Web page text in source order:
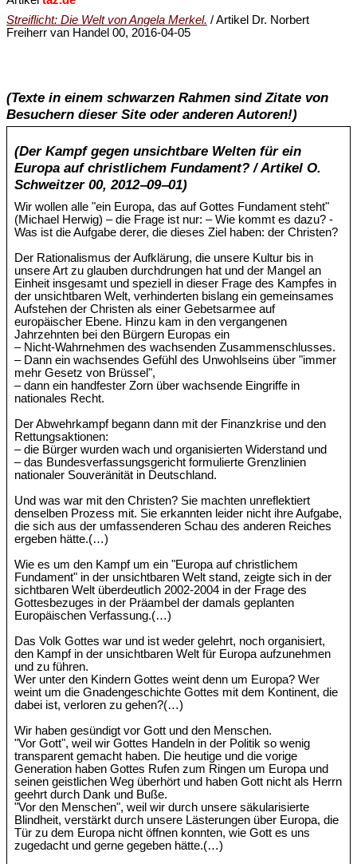
Streiflicht: Die Welt von Angela Merkel. / Artikel Dr. Norbert
Freiherr van Handel 00, 2016-04-05
(Texte in einem schwarzen Rahmen sind Zitate von
Besuchern dieser Site oder anderen Autoren!)
(Der Kampf gegen unsichtbare Welten für ein
Europa auf christlichem Fundament? / Artikel O.
Schweitzer 00, 2012‒09‒01)
Wir wollen alle "ein Europa, das auf Gottes Fundament steht"
(Michael Herwig) ‒ die Frage ist nur: – Wie kommt es dazu? -
Was ist die Aufgabe derer, die dieses Ziel haben: der Christen?
Der Rationalismus der Aufklärung, die unsere Kultur bis in
unsere Art zu glauben durchdrungen hat und der Mangel an
Einheit insgesamt und speziell in dieser Frage des Kampfes in
der unsichtbaren Welt, verhinderten bislang ein gemeinsames
Aufstehen der Christen als einer Gebetsarmee auf
europäischer Ebene. Hinzu kam in den vergangenen
Jahrzehnten bei den Bürgern Europas ein
– Nicht-Wahrnehmen des wachsenden Zusammenschlusses.
– Dann ein wachsendes Gefühl des Unwohlseins über "immer
mehr Gesetz von Brüssel",
– dann ein handfester Zorn über wachsende Eingriffe in
nationales Recht.
Der Abwehrkampf begann dann mit der Finanzkrise und den
Rettungsaktionen:
– die Bürger wurden wach und organisierten Widerstand und
– das Bundesverfassungsgericht formulierte Grenzlinien
nationaler Souveränität in Deutschland.
Und was war mit den Christen? Sie machten unreflektiert
denselben Prozess mit. Sie erkannten leider nicht ihre Aufgabe,
die sich aus der umfassenderen Schau des anderen Reiches
ergeben hätte.(…)
Wie es um den Kampf um ein "Europa auf christlichem
Fundament" in der unsichtbaren Welt stand, zeigte sich in der
sichtbaren Welt überdeutlich 2002-2004 in der Frage des
Gottesbezuges in der Präambel der damals geplanten
Europäischen Verfassung.(…)
Das Volk Gottes war und ist weder gelehrt, noch organisiert,
den Kampf in der unsichtbaren Welt für Europa aufzunehmen
und zu führen.
Wer unter den Kindern Gottes weint denn um Europa? Wer
weint um die Gnadengeschichte Gottes mit dem Kontinent, die
dabei ist, verloren zu gehen?(…)
Wir haben gesündigt vor Gott und den Menschen.
"Vor Gott", weil wir Gottes Handeln in der Politik so wenig
transparent gemacht haben. Die heutige und die vorige
Generation haben Gottes Rufen zum Ringen um Europa und
seinen geistlichen Weg überhört und haben Gott nicht als Herrn
geehrt durch Dank und Buße.
"Vor den Menschen", weil wir durch unsere säkularisierte
Blindheit, verstärkt durch unsere Lästerungen über Europa, die
Tür zu dem Europa nicht öffnen konnten, wie Gott es uns
zugedacht und gerne gegeben hätte.(…)